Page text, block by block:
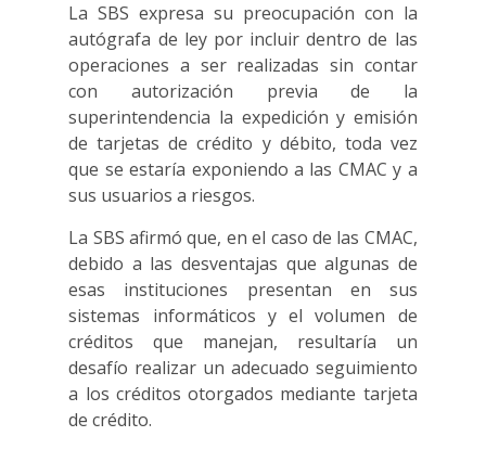
La SBS expresa su preocupación con la
autógrafa de ley por incluir dentro de las
operaciones a ser realizadas sin contar
con autorización previa de la
superintendencia la expedición y emisión
de tarjetas de crédito y débito, toda vez
que se estaría exponiendo a las CMAC y a
sus usuarios a riesgos.
La SBS afirmó que, en el caso de las CMAC,
debido a las desventajas que algunas de
esas instituciones presentan en sus
sistemas informáticos y el volumen de
créditos que manejan, resultaría un
desafío realizar un adecuado seguimiento
a los créditos otorgados mediante tarjeta
de crédito.